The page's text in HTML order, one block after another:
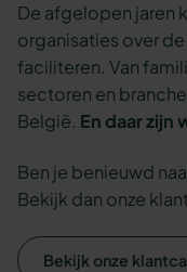
De afgelopen jaren
organisaties over
faciliteren. Van
sectoren en
België. En daar zijn
Ben je benieuwd
Bekijk dan onze
Bekijk onze